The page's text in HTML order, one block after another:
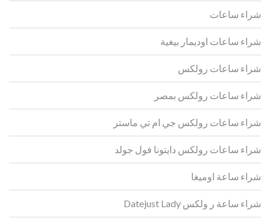
شراء ساعات
شراء ساعات اوديمار بيغية
شراء ساعات رولكس
شراء ساعات رولكس بمصر
شراء ساعات رولكس جي ام تي ماستر
شراء ساعات رولكس دايتونا فول جولد
شراء ساعة اوميغا
شراء ساعة ر ولكس Datejust Lady